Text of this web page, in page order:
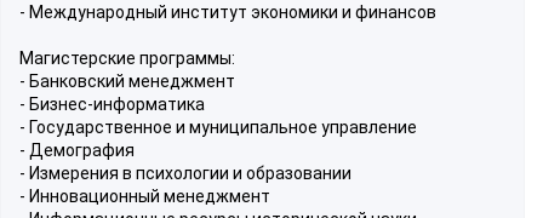
- Международный институт экономики и финансов
Магистерские программы:
- Банковский менеджмент
- Бизнес-информатика
- Государственное и муниципальное управление
- Демография
- Измерения в психологии и образовании
- Инновационный менеджмент